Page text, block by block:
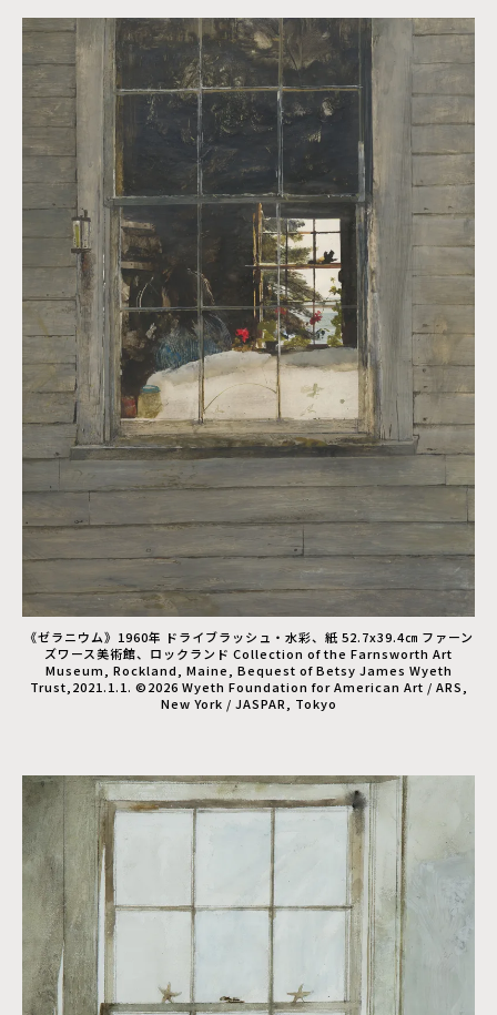
《ゼラニウム》1960年 ドライブラッシュ・水彩、紙 52.7x39.4㎝ ファーン
ズワース美術館、ロックランド Collection of the Farnsworth Art
Museum, Rockland, Maine, Bequest of Betsy James Wyeth
Trust,2021.1.1. ©2026 Wyeth Foundation for American Art / ARS,
New York / JASPAR, Tokyo